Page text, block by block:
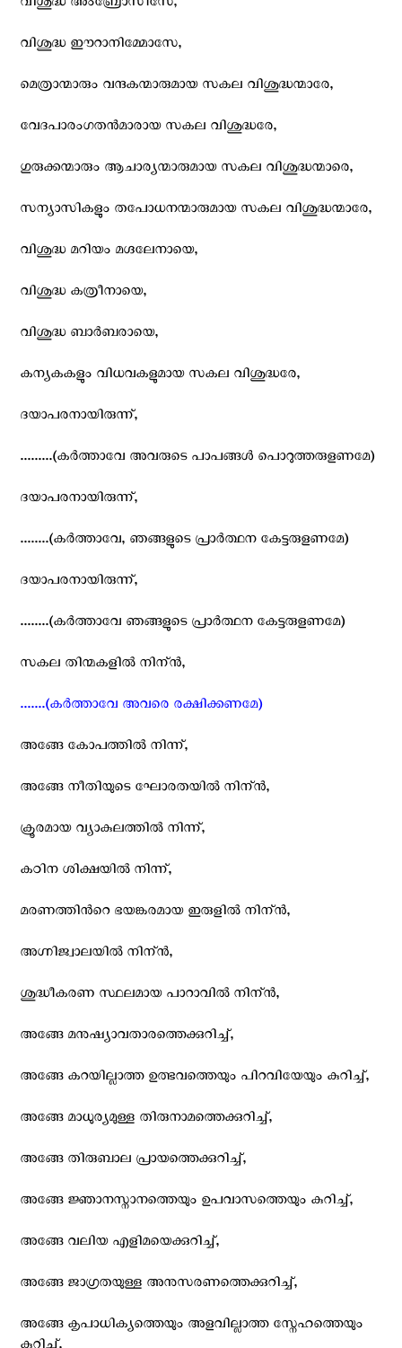
വിശുദ്ധ അംബ്രോസീസേ,
വിശുദ്ധ ഈറാനിമ്മോസേ,
മെത്രാന്മാരും വന്ദകന്മാരുമായ സകല‍ വിശുദ്ധന്മാരേ,
വേദപാരംഗതന്‍മാരായ സകല വിശുദ്ധരേ,
ഗുരുക്കന്മാരും ആചാര്യന്മാരുമായ സകല വിശുദ്ധന്മാരെ,
സന്യാസികളും തപോധനന്മാരുമായ സകല വിശുദ്ധന്മാരേ,
വിശുദ്ധ മറിയം മഗ്ദലേനായെ,
വിശുദ്ധ കത്രീനായെ,
വിശുദ്ധ ബാര്‍ബരായെ,
കന്യകകളും വിധവകളുമായ സകല വിശുദ്ധരേ,
ദയാപരനായിരുന്ന്,
.........(കര്‍ത്താവേ അവരുടെ പാപങ്ങള്‍ പൊറുത്തരുളണമേ)
ദയാപരനായിരുന്ന്,
........(കര്‍ത്താവേ, ഞങ്ങളുടെ പ്രാര്‍ത്ഥന കേട്ടരുളണമേ)
ദയാപരനായിരുന്ന്,
........(കര്‍ത്താവേ ഞങ്ങളുടെ പ്രാര്‍ത്ഥന കേട്ടരുളണമേ)
സകല തിന്മകളില്‍ നിന്ന്‍,
.......(കര്‍ത്താവേ അവരെ രക്ഷിക്കണമേ)
അങ്ങേ കോപത്തില്‍ നിന്ന്,
അങ്ങേ നീതിയുടെ ഘോരതയില്‍ നിന്ന്‍,
ക്രൂരമായ വ്യാകുലത്തില്‍ നിന്ന്,
കഠിന ശിക്ഷയില്‍ നിന്ന്,
മരണത്തിന്‍റെ ഭയങ്കരമായ ഇരുളില്‍ നിന്ന്‍,
അഗ്നിജ്വാലയില്‍ നിന്ന്‍,
ശുദ്ധീകരണ സ്ഥലമായ പാറാവില്‍ നിന്ന്‍,
അങ്ങേ മനുഷ്യാവതാരത്തെക്കുറിച്ച്,
അങ്ങേ കറയില്ലാത്ത ഉത്ഭവത്തെയും പിറവിയേയും കുറിച്ച്,
അങ്ങേ മാധുര്യമുള്ള തിരുനാമത്തെക്കുറിച്ച്,
അങ്ങേ തിരുബാല പ്രായത്തെക്കുറിച്ച്,
അങ്ങേ ജ്ഞാനസ്നാനത്തെയും ഉപവാസത്തെയും കുറിച്ച്,
അങ്ങേ വലിയ എളിമയെക്കുറിച്ച്,
അങ്ങേ ജാഗ്രതയുള്ള അനുസരണത്തെക്കുറിച്ച്,
അങ്ങേ കൃപാധിക്യത്തെയും അളവില്ലാത്ത സ്നേഹത്തെയും